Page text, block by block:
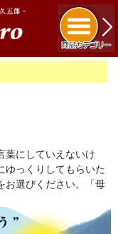
葉にしていえないけ
ゆっくりしてもらいた
お選びください。「母